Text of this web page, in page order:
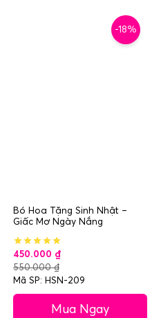
-18%
Bó Hoa Tặng Sinh Nhật –
Giấc Mơ Ngày Nắng
450.000 ₫
550.000₫
Mã SP: HSN-209
Mua Ngay